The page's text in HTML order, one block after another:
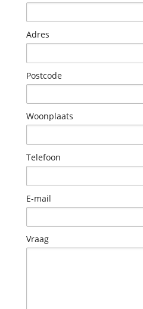
Adres
Postcode
Woonplaats
Telefoon
E-mail
Vraag